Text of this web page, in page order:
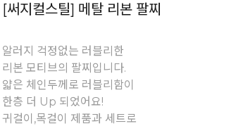
[써지컬스틸] 메탈 리본 팔찌
알러지 걱정없는 러블리한
리본 모티브의 팔찌입니다.
얇은 체인두께로 러블리함이
한층 더 Up 되었어요!
귀걸이,목걸이 제품과 세트로